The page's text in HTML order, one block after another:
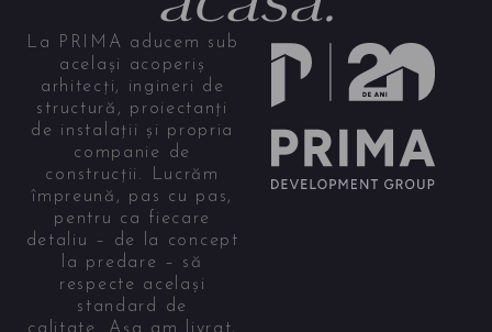
La PRIMA aducem sub
același acoperiș
arhitecți, ingineri de
structură, proiectanți
de instalații și propria
companie de
construcții. Lucrăm
împreună, pas cu pas,
pentru ca fiecare
detaliu – de la concept
la predare – să
respecte același
standard de